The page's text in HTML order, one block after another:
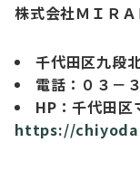
株式会社ＭＩＲＡ
千代田区九段
電話：０３－
HP：千代田区
https://